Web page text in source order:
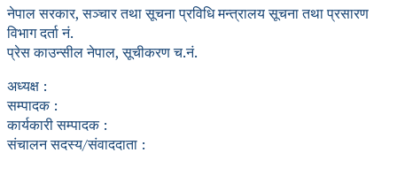
नेपाल सरकार, सञ्चार तथा सूचना प्रविधि मन्त्रालय सूचना तथा प्रसारण
विभाग दर्ता नं.
प्रेस काउन्सील नेपाल, सूचीकरण च.नं.
अध्यक्ष :
सम्पादक :
कार्यकारी सम्पादक :
संचालन सदस्य/संवाददाता :